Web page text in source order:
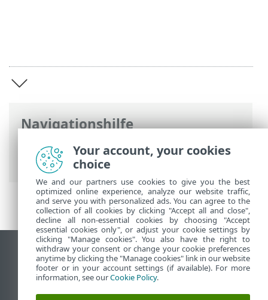
Navigationshilfe
ESET Online-Hilfe>ESET Parental Control
for Android>Einführung
Desktop-Site anzeigen
End of Life
ESET Knowledgebase
Your account, your cookies
choice
We and our partners use cookies to give you the best
optimized online experience, analyze our website traffic,
and serve you with personalized ads. You can agree to the
collection of all cookies by clicking "Accept all and close",
decline all non-essential cookies by choosing "Accept
essential cookies only", or adjust your cookie settings by
clicking "Manage cookies". You also have the right to
withdraw your consent or change your cookie preferences
anytime by clicking the "Manage cookies" link in our website
footer or in your account settings (if available). For more
information, see ourCookie Policy.